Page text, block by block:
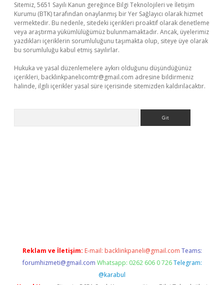
Sitemiz, 5651 Sayılı Kanun gereğince Bilgi Teknolojileri ve İletişim
Kurumu (BTK) tarafından onaylanmış bir Yer Sağlayıcı olarak hizmet
vermektedir. Bu nedenle, sitedeki içerikleri proaktif olarak denetleme
veya araştırma yükümlülüğümüz bulunmamaktadır. Ancak, üyelerimiz
yazdıkları içeriklerin sorumluluğunu taşımakta olup, siteye üye olarak
bu sorumluluğu kabul etmiş sayılırlar.
Hukuka ve yasal düzenlemelere aykırı olduğunu düşündüğünüz
içerikleri, backlinkpanelicomtr@gmail.com adresine bildirmeniz
halinde, ilgili içerikler yasal süre içerisinde sitemizden kaldırılacaktır.
Reklam ve İletişim: E-mail: backlinkpaneli@gmail.com Teams:
forumhizmeti@gmail.com Whatsapp: 0262 606 0 726 Telegram:
@karabul